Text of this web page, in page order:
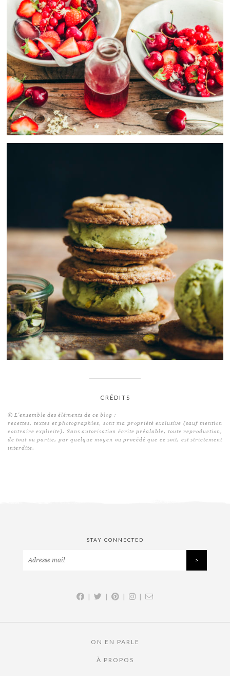
CRÉDITS
© L'ensemble des éléments de ce blog :
recettes, textes et photographies, sont ma propriété exclusive (sauf mention
contraire explicite). Sans autorisation écrite préalable, toute reproduction,
de tout ou partie, par quelque moyen ou procédé que ce soit, est strictement
interdite.
STAY CONNECTED
| | | |
ON EN PARLE
À PROPOS